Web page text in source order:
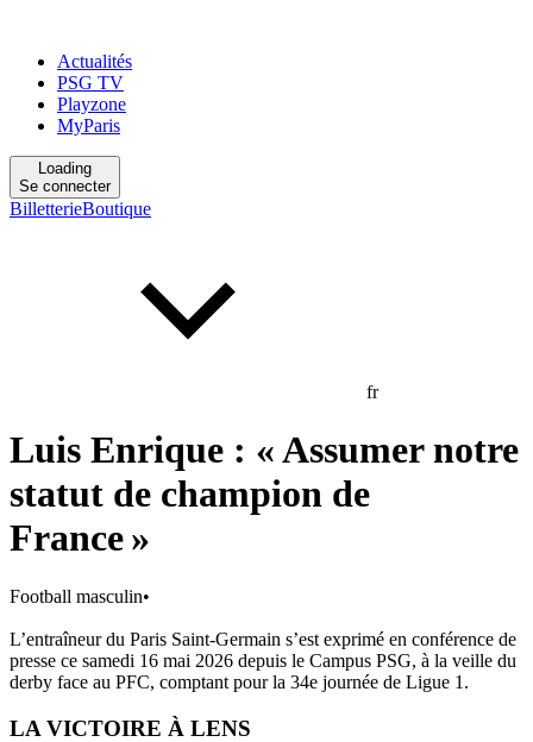
Actualités
PSG TV
Playzone
MyParis
Loading
Se connecter
BilletterieBoutique
fr
Luis Enrique : « Assumer notre
statut de champion de
France »
Football masculin•
L’entraîneur du Paris Saint-Germain s’est exprimé en conférence de
presse ce samedi 16 mai 2026 depuis le Campus PSG, à la veille du
derby face au PFC, comptant pour la 34e journée de Ligue 1.
LA VICTOIRE À LENS